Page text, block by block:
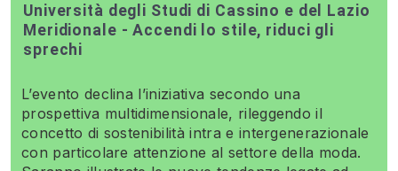
Università degli Studi di Cassino e del Lazio
Meridionale - Accendi lo stile, riduci gli
sprechi
L’evento declina l’iniziativa secondo una
prospettiva multidimensionale, rileggendo il
concetto di sostenibilità intra e intergenerazionale
con particolare attenzione al settore della moda.